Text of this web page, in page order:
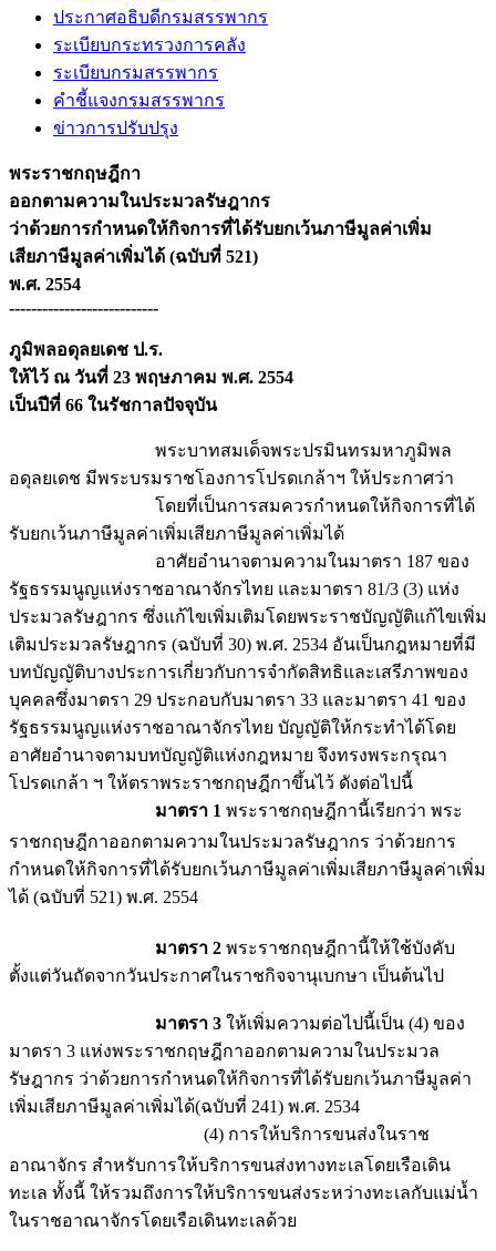
ประกาศอธิบดีกรมสรรพากร
ระเบียบกระทรวงการคลัง
ระเบียบกรมสรรพากร
คำชี้แจงกรมสรรพากร
ข่าวการปรับปรุง
พระราชกฤษฎีกา
ออกตามความในประมวลรัษฎากร
ว่าด้วยการกำหนดให้กิจการที่ได้รับยกเว้นภาษีมูลค่าเพิ่ม
เสียภาษีมูลค่าเพิ่มได้ (ฉบับที่ 521)
พ.ศ. 2554
---------------------------
ภูมิพลอดุลยเดช ป.ร.
ให้ไว้ ณ วันที่ 23 พฤษภาคม พ.ศ. 2554
เป็นปีที่ 66 ในรัชกาลปัจจุบัน
พระบาทสมเด็จพระปรมินทรมหาภูมิพล
อดุลยเดช มีพระบรมราชโองการโปรดเกล้าฯ ให้ประกาศว่า
โดยที่เป็นการสมควรกำหนดให้กิจการที่ได้
รับยกเว้นภาษีมูลค่าเพิ่มเสียภาษีมูลค่าเพิ่มได้
อาศัยอำนาจตามความในมาตรา 187 ของ
รัฐธรรมนูญแห่งราชอาณาจักรไทย และมาตรา 81/3 (3) แห่ง
ประมวลรัษฎากร ซึ่งแก้ไขเพิ่มเติมโดยพระราชบัญญัติแก้ไขเพิ่ม
เติมประมวลรัษฎากร (ฉบับที่ 30) พ.ศ. 2534 อันเป็นกฎหมายที่มี
บทบัญญัติบางประการเกี่ยวกับการจำกัดสิทธิและเสรีภาพของ
บุคคลซึ่งมาตรา 29 ประกอบกับมาตรา 33 และมาตรา 41 ของ
รัฐธรรมนูญแห่งราชอาณาจักรไทย บัญญัติให้กระทำได้โดย
อาศัยอำนาจตามบทบัญญัติแห่งกฎหมาย จึงทรงพระกรุณา
โปรดเกล้า ฯ ให้ตราพระราชกฤษฎีกาขึ้นไว้ ดังต่อไปนี้
มาตรา 1 พระราชกฤษฎีกานี้เรียกว่า พระ
ราชกฤษฎีกาออกตามความในประมวลรัษฎากร ว่าด้วยการ
กำหนดให้กิจการที่ได้รับยกเว้นภาษีมูลค่าเพิ่มเสียภาษีมูลค่าเพิ่ม
ได้ (ฉบับที่ 521) พ.ศ. 2554
มาตรา 2 พระราชกฤษฎีกานี้ให้ใช้บังคับ
ตั้งแต่วันถัดจากวันประกาศในราชกิจจานุเบกษา เป็นต้นไป
มาตรา 3 ให้เพิ่มความต่อไปนี้เป็น (4) ของ
มาตรา 3 แห่งพระราชกฤษฎีกาออกตามความในประมวล
รัษฎากร ว่าด้วยการกำหนดให้กิจการที่ได้รับยกเว้นภาษีมูลค่า
เพิ่มเสียภาษีมูลค่าเพิ่มได้(ฉบับที่ 241) พ.ศ. 2534
(4) การให้บริการขนส่งในราช
อาณาจักร สำหรับการให้บริการขนส่งทางทะเลโดยเรือเดิน
ทะเล ทั้งนี้ ให้รวมถึงการให้บริการขนส่งระหว่างทะเลกับแม่น้ำ
ในราชอาณาจักรโดยเรือเดินทะเลด้วย